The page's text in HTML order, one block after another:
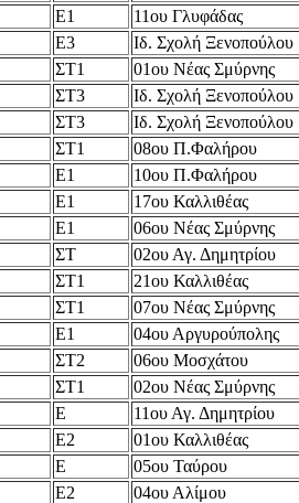
Ε1 11ου Γλυφάδας
Ε3 Ιδ. Σχολή Ξενοπούλου
ΣΤ1 01ου Νέας Σμύρνης
ΣΤ3 Ιδ. Σχολή Ξενοπούλου
ΣΤ3 Ιδ. Σχολή Ξενοπούλου
ΣΤ1 08ου Π.Φαλήρου
Ε1 10ου Π.Φαλήρου
Ε1 17ου Καλλιθέας
Ε1 06ου Νέας Σμύρνης
ΣΤ 02ου Αγ. Δημητρίου
ΣΤ1 21ου Καλλιθέας
ΣΤ1 07ου Νέας Σμύρνης
Ε1 04ου Αργυρούπολης
ΣΤ2 06ου Μοσχάτου
ΣΤ1 02ου Νέας Σμύρνης
Ε 11ου Αγ. Δημητρίου
Ε2 01ου Καλλιθέας
Ε 05ου Ταύρου
Ε2 04ου Αλίμου